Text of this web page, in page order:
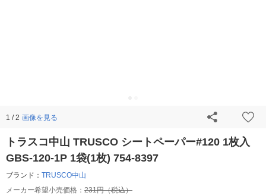
1 / 2 画像を見る
トラスコ中山 TRUSCO シートペーパー#120 1枚入
GBS-120-1P 1袋(1枚) 754-8397
ブランド： TRUSCO中山
メーカー希望小売価格： 231円（税込）